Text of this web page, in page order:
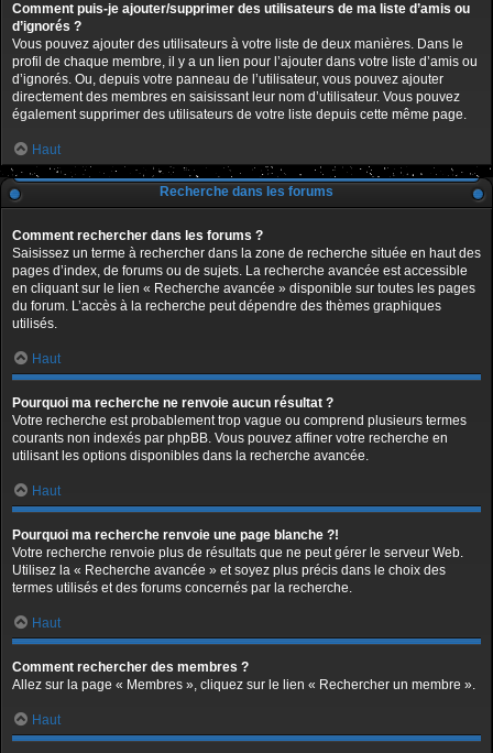
Comment puis-je ajouter/supprimer des utilisateurs de ma liste d’amis ou
d’ignorés ?
Vous pouvez ajouter des utilisateurs à votre liste de deux manières. Dans le
profil de chaque membre, il y a un lien pour l’ajouter dans votre liste d’amis ou
d’ignorés. Ou, depuis votre panneau de l’utilisateur, vous pouvez ajouter
directement des membres en saisissant leur nom d’utilisateur. Vous pouvez
également supprimer des utilisateurs de votre liste depuis cette même page.
Haut
Recherche dans les forums
Comment rechercher dans les forums ?
Saisissez un terme à rechercher dans la zone de recherche située en haut des
pages d’index, de forums ou de sujets. La recherche avancée est accessible
en cliquant sur le lien « Recherche avancée » disponible sur toutes les pages
du forum. L’accès à la recherche peut dépendre des thèmes graphiques
utilisés.
Haut
Pourquoi ma recherche ne renvoie aucun résultat ?
Votre recherche est probablement trop vague ou comprend plusieurs termes
courants non indexés par phpBB. Vous pouvez affiner votre recherche en
utilisant les options disponibles dans la recherche avancée.
Haut
Pourquoi ma recherche renvoie une page blanche ?!
Votre recherche renvoie plus de résultats que ne peut gérer le serveur Web.
Utilisez la « Recherche avancée » et soyez plus précis dans le choix des
termes utilisés et des forums concernés par la recherche.
Haut
Comment rechercher des membres ?
Allez sur la page « Membres », cliquez sur le lien « Rechercher un membre ».
Haut